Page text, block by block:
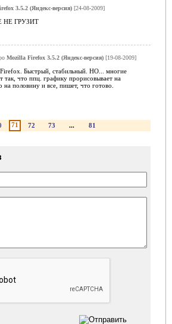
3.5.2 (Яндекс-версия)[24-08-2009]
НЕ ГРУЗИТ
Mozilla Firefox 3.5.2 (Яндекс-версия)[19-08-2009]
Firefox. Быстрый, стабильный. НО... многие
так, что ппц. графику прорисовывает на
на половину и все, пишет, что готово.
71 72 73 ... 81